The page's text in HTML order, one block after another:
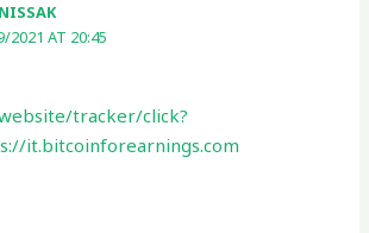
2021 AT 20:45
tracker/click?
it.bitcoinforearnings.com